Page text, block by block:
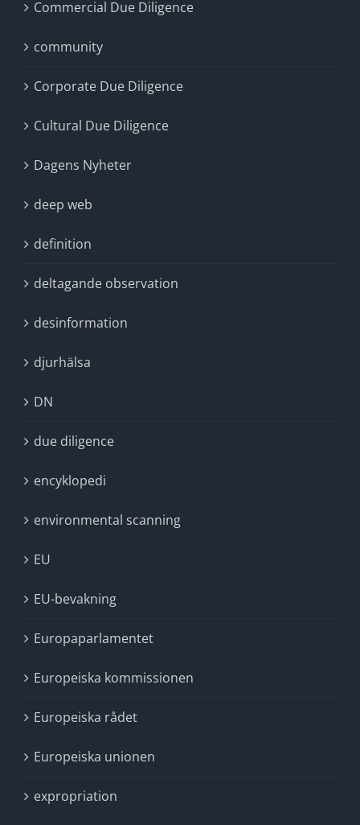
Commercial Due Diligence
community
Corporate Due Diligence
Cultural Due Diligence
Dagens Nyheter
deep web
definition
deltagande observation
desinformation
djurhälsa
DN
due diligence
encyklopedi
environmental scanning
EU
EU-bevakning
Europaparlamentet
Europeiska kommissionen
Europeiska rådet
Europeiska unionen
expropriation